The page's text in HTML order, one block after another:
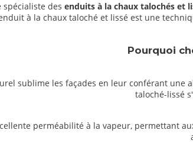
spécialiste des enduits à la chaux talochés et
à la chaux taloché et lissé est une
Pourquoi
sublime les façades en leur conférant
taloché-lissé
perméabilité à la vapeur, permettant